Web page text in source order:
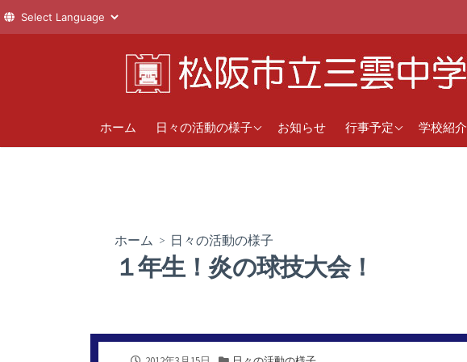
へ
ホーム 日々の活動の様子
1年
お知らせ 行事予定
直近の行事予定学校紹介
ホーム > 日々の活動の様子
１年生！炎の球技大会！
公
カ